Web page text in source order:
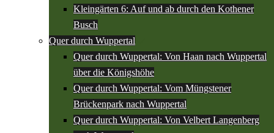
Kleingärten 6: Auf und ab durch den Kothener
Busch
Quer durch Wuppertal
Quer durch Wuppertal: Von Haan nach Wuppertal
über die Königshöhe
Quer durch Wuppertal: Vom Müngstener
Brückenpark nach Wuppertal
Quer durch Wuppertal: Von Velbert Langenberg